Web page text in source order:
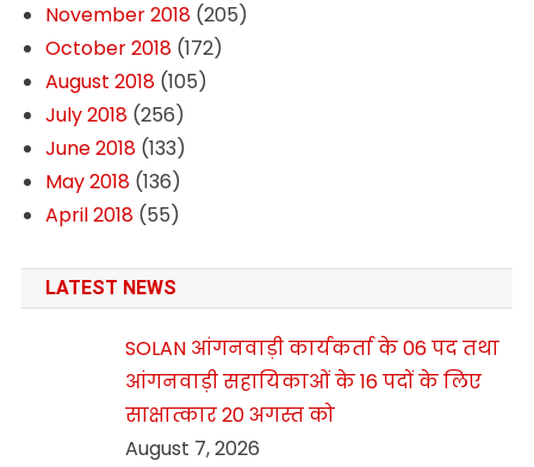
November 2018(205)
October 2018(172)
August 2018(105)
July 2018(256)
June 2018(133)
May 2018(136)
April 2018(55)
LATEST NEWS
SOLAN आंगनवाड़ी कार्यकर्ता के 06 पद तथा
आंगनवाड़ी सहायिकाओं के 16 पदों के लिए
साक्षात्कार 20 अगस्त को
August 7, 2026